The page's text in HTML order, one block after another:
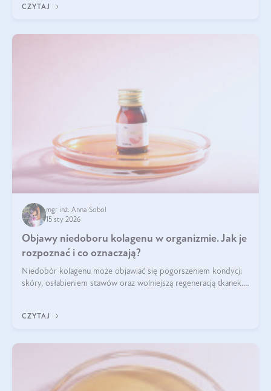
wyjaśnimy.
CZYTAJ
mgr inż. Anna Sobol
15 sty 2026
Objawy niedoboru kolagenu w organizmie. Jak je
rozpoznać i co oznaczają?
Niedobór kolagenu może objawiać się pogorszeniem kondycji
skóry, osłabieniem stawów oraz wolniejszą regeneracją tkanek.
osłabienie włosów.
CZYTAJ